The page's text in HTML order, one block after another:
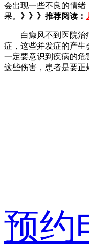
会出现一些不良的情绪
果。 》》》推荐阅读：
白癜风不到医院治
症，这些并发症的产
一定要意识到疾病的
这些伤害，患者是要正
预约